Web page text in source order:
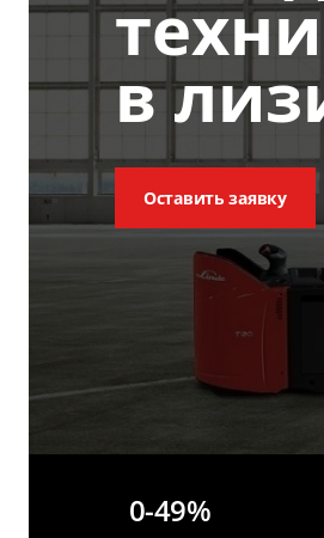
и погрузчики
Грузовые автомобили
Спецтехника
Автобусы
Возвратный лизинг
Трейд-ин
в
Оставить заявку
0-49%